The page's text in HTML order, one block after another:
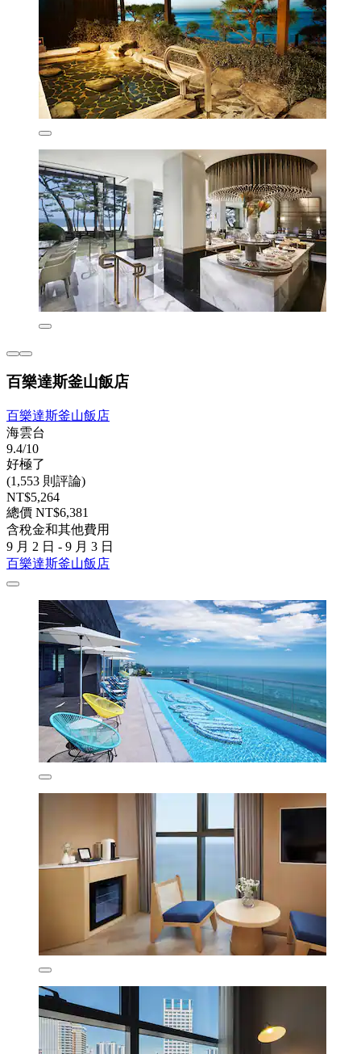
百樂達斯釜山飯店
百樂達斯釜山飯店
海雲台
9.4/10
好極了
(1,553 則評論)
NT$5,264
總價 NT$6,381
含稅金和其他費用
9 月 2 日 - 9 月 3 日
百樂達斯釜山飯店